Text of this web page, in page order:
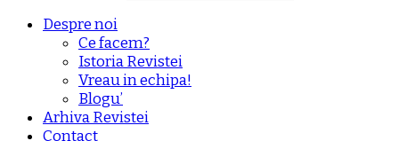
Despre noi
Ce facem?
Istoria Revistei
Vreau in echipa!
Blogu’
Arhiva Revistei
Contact